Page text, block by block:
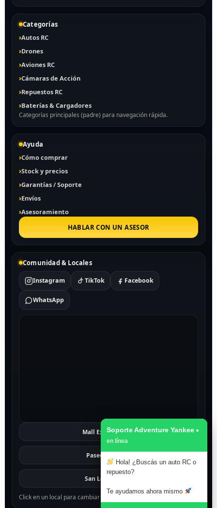
Categorías
Autos RC
Drones
Aviones RC
Cámaras de Acción
Repuestos RC
Baterías & Cargadores
Categorías principales (padre) para navegación rápida.
Ayuda
Cómo comprar
Stock y precios
Garantías / Soporte
Envíos
Asesoramiento
HABLAR CON UN ASESOR
Comunidad & Locales
Instagram TikTok Facebook
WhatsApp
Mall Excelsior Ver
Paseo 1811
San Lorenzo
Click en un local para cambiar el mapa.
Soporte Adventure Yankee
Hola! ¿Buscás un auto RC o
repuesto?
Te ayudamos ahora mismo